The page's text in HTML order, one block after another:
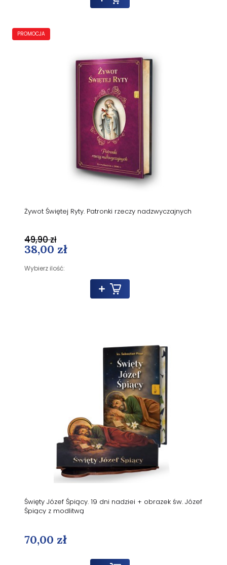
Żywot Świętej Ryty. Patronki rzeczy nadzwyczajnych
38,00 zł
Wybierz ilość:
49,90 zł
PROMOCJA
Święty Józef Śpiący. 19 dni nadziei + obrazek św. Józef
Śpiący z modlitwą
70,00 zł